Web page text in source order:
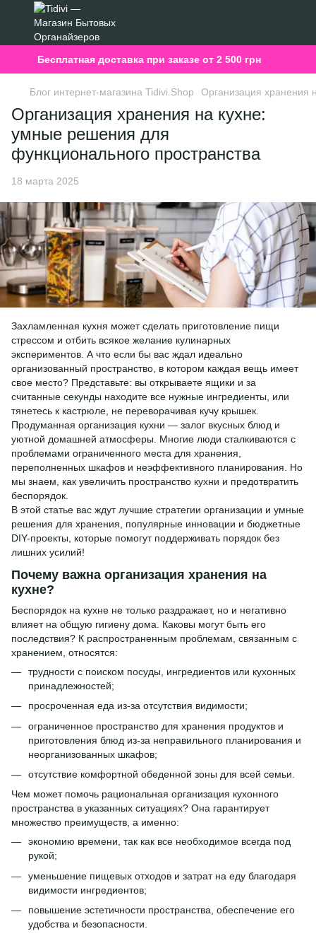
Бесплатная доставка при заказе от 2 500 грн
Блог интернет-магазина Tidivi.Shop Организация хранения
Организация хранения на кухне:
умные решения для
функционального пространства
18 марта 2025
Захламленная кухня может сделать приготовление пищи
стрессом и отбить всякое желание кулинарных
экспериментов. А что если бы вас ждал идеально
организованный пространство, в котором каждая вещь имеет
свое место? Представьте: вы открываете ящики и за
считанные секунды находите все нужные ингредиенты, или
тянетесь к кастрюле, не переворачивая кучу крышек.
Продуманная организация кухни — залог вкусных блюд и
уютной домашней атмосферы. Многие люди сталкиваются с
проблемами ограниченного места для хранения,
переполненных шкафов и неэффективного планирования. Но
мы знаем, как увеличить пространство кухни и предотвратить
беспорядок.
В этой статье вас ждут лучшие стратегии организации и умные
решения для хранения, популярные инновации и бюджетные
DIY-проекты, которые помогут поддерживать порядок без
лишних усилий!
Почему важна организация хранения на
кухне?
Беспорядок на кухне не только раздражает, но и негативно
влияет на общую гигиену дома. Каковы могут быть его
последствия? К распространенным проблемам, связанным с
хранением, относятся:
трудности с поиском посуды, ингредиентов или кухонных
принадлежностей;
просроченная еда из-за отсутствия видимости;
ограниченное пространство для хранения продуктов и
приготовления блюд из-за неправильного планирования и
неорганизованных шкафов;
отсутствие комфортной обеденной зоны для всей семьи.
Чем может помочь рациональная организация кухонного
пространства в указанных ситуациях? Она гарантирует
множество преимуществ, а именно:
экономию времени, так как все необходимое всегда под
рукой;
уменьшение пищевых отходов и затрат на еду благодаря
видимости ингредиентов;
повышение эстетичности пространства, обеспечение его
удобства и безопасности.